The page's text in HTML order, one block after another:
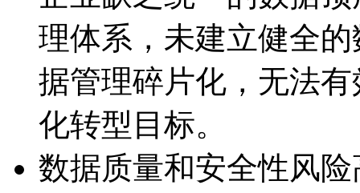
理体系，未建立健全
据管理碎片化，无
化转型目标。
数据质量和安全性风险